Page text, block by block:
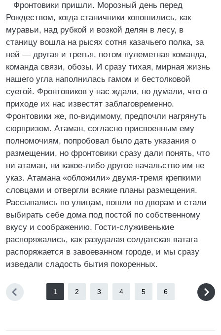
Фронтовики пришли. Морозный день перед
Рождеством, когда станичники копошились, как
муравьи, над рубкой и возкой делян в лесу, в
станицу вошла на рысях сотня казачьего полка, за
ней — другая и третья, потом пулеметная команда,
команда связи, обозы. И сразу тихая, мирная жизнь
нашего угла наполнилась гамом и бестолковой
суетой. Фронтовиков у нас ждали, но думали, что о
приходе их нас известят заблаговременно.
Фронтовики же, по-видимому, предпочли нагрянуть
сюрпризом. Атаман, согласно присвоенным ему
полномочиям, попробовал было дать указания о
размещении, но фронтовики сразу дали понять, что
ни атаман, ни какое-либо другое начальство им не
указ. Атамана «обложили» двумя-тремя крепкими
словцами и отвергли всякие планы размещения.
Рассыпались по улицам, пошли по дворам и стали
выбирать себе дома под постой по собственному
вкусу и соображению. Гости-служивенькие
распоряжались, как разудалая солдатская ватага
распоряжается в завоеванном городе, и мы сразу
изведали сладость бытия покоренных.
1 2 3 4 5 6